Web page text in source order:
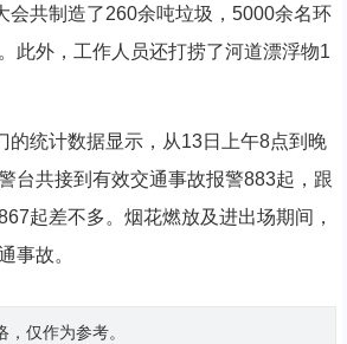
共制造了260余吨垃圾，5000余名环
此外，工作人员还打捞了河道漂浮物1
统计数据显示，从13日上午8点到晚
警台共接到有效交通事故报警883起，跟
起差不多。烟花燃放及进出场期间，
事故。
仅作为参考。